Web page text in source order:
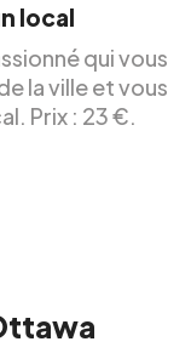
local
qui vous
la ville et vous
Prix : 23 €.